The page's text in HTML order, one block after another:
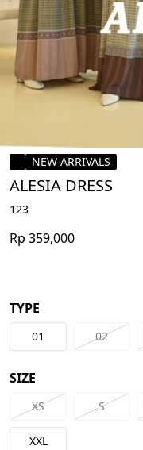
NEW ARRIVALS
ALESIA DRESS
123
Rp 359,000
TYPE
01 02
SIZE
XS S
XXL